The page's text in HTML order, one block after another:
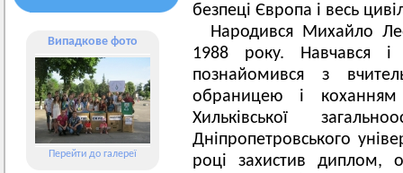
Випадкове фото
Перейти до галереї
безпеці Європа і весь
Народився Михайло
1988 року. Навчався і
познайомився з
обраницею і коханням
Хильківської
Дніпропетровського
році захистив диплом,